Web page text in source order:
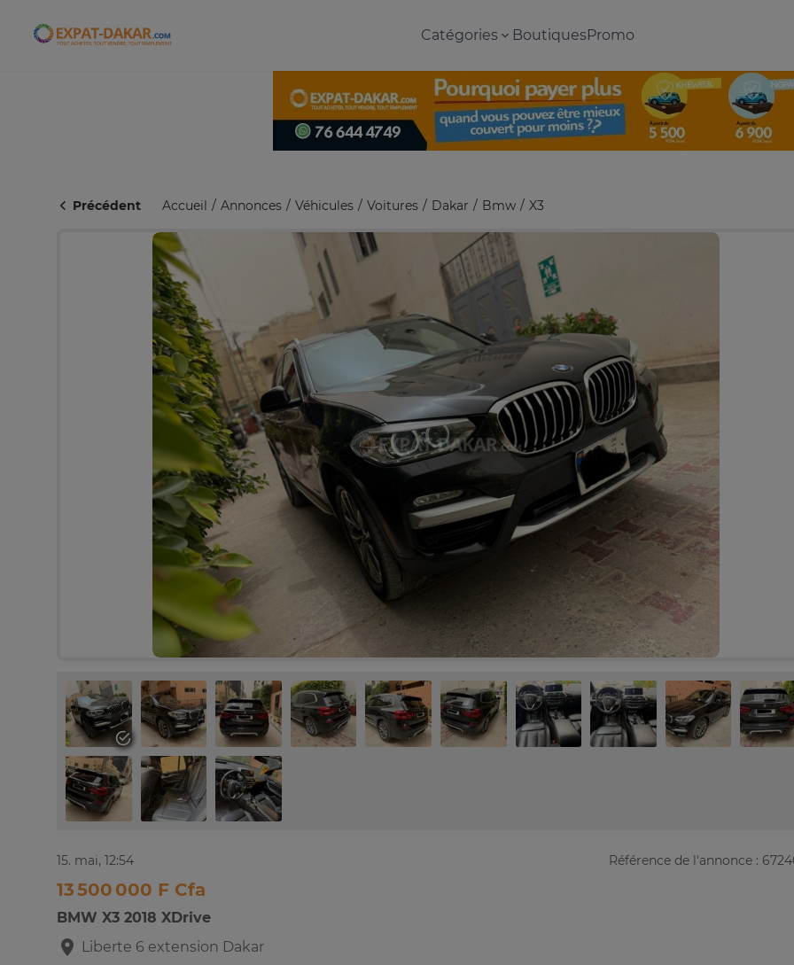
Expat-Dakar Catégories BoutiquesPromo
Précédent Accueil Annonces Véhicules Voitures Dakar Bmw X3
15. mai, 12:54 Référence de l'annonce :
13 500 000 F Cfa
BMW X3 2018 XDrive
Liberte 6 extension Dakar